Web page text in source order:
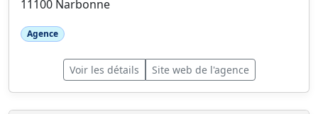
11100 Narbonne
Agence
Voir les détails Site web de l'agence